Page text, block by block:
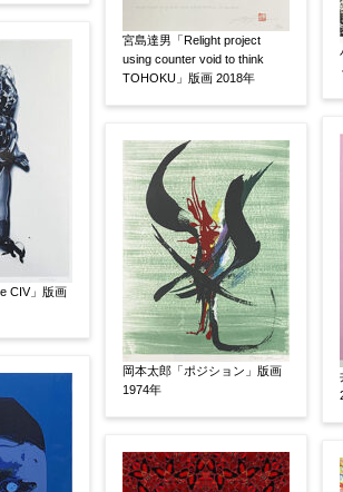
】
【任意】
りたい
電話で相談したい その他
価格
ご提示された査定額がございましたらお
す。
ション 【任意】
CIV」版画
宮島達男「Relight project
using counter void to think
TOHOKU」版画 2018年
岡本太郎「ポジション」版画
1974年